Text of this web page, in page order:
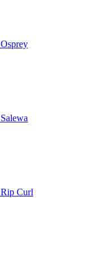
Osprey
Salewa
Rip Curl